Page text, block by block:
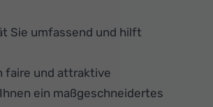
Sie umfassend und hilft
faire und attraktive
ein maßgeschneidertes